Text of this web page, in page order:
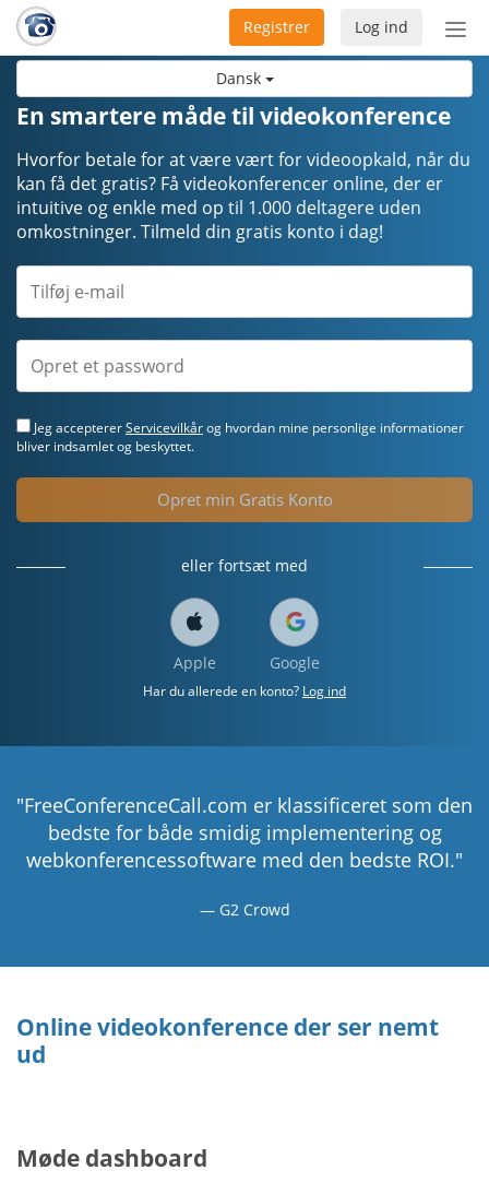
Dansk
Slå
Log ind
Registrer
En smartere måde til videokonference
Hvorfor betale for at være vært for videoopkald, når du
kan få det gratis? Få videokonferencer online, der er
intuitive og enkle med op til 1.000 deltagere uden
omkostninger. Tilmeld din gratis konto i dag!
Jeg acceptererServicevilkårog hvordan mine personlige informationer
bliver indsamlet og beskyttet.
Opret min Gratis Konto
eller fortsæt med
Apple Google
Har du allerede en konto? Log ind
"FreeConferenceCall.com er klassificeret som den
bedste for både smidig implementering og
webkonferencessoftware med den bedste ROI."
G2 Crowd
Online videokonference der ser nemt
ud
Møde dashboard